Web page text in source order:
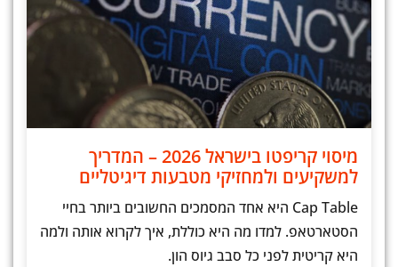
מיסוי קריפטו בישראל 2026 – המדריך
למשקיעים ולמחזיקי מטבעות דיגיטליים
Cap Table היא אחד המסמכים החשובים ביותר בחיי
הסטארטאפ. למדו מה היא כוללת, איך לקרוא אותה ולמה
היא קריטית לפני כל סבב גיוס הון.